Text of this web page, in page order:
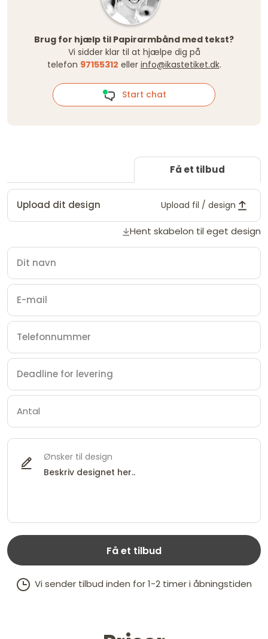
Brug for hjælp til Papirarmbånd med tekst?
Vi sidder klar til at hjælpe dig på
telefon 97155312 eller info@ikastetiket.dk.
Start chat
Få et tilbud
Upload dit design Upload fil / design
Hent skabelon til eget design
Ønsker til design
Få et tilbud
Vi sender tilbud inden for 1-2 timer i åbningstiden